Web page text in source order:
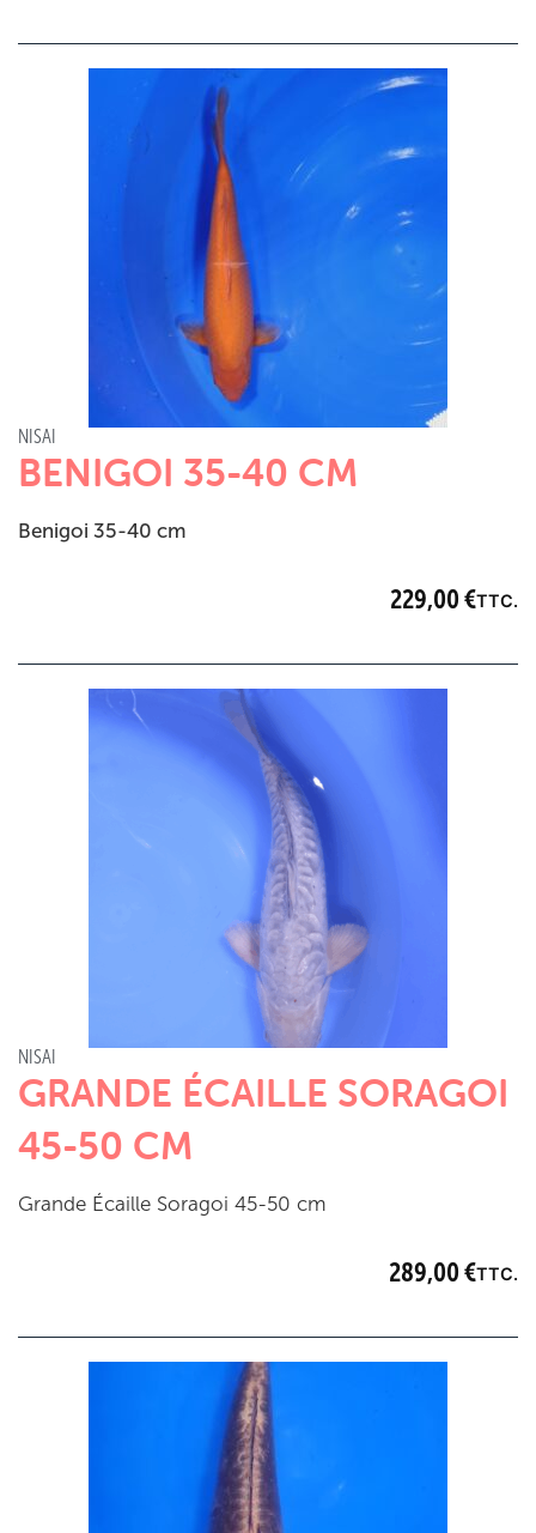
NISAI
BENIGOI 35-40 CM
229,00 €TTC.
Benigoi 35-40 cm
NISAI
GRANDE ÉCAILLE SORAGOI
45-50 CM
289,00 €TTC.
Grande Écaille Soragoi 45-50 cm